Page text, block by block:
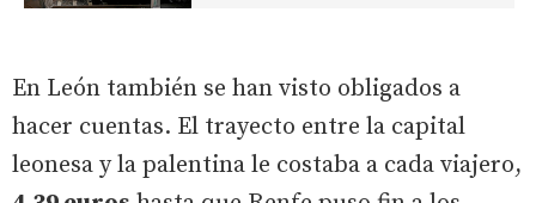
En León también se han visto obligados a
hacer cuentas. El trayecto entre la capital
leonesa y la palentina le costaba a cada viajero,